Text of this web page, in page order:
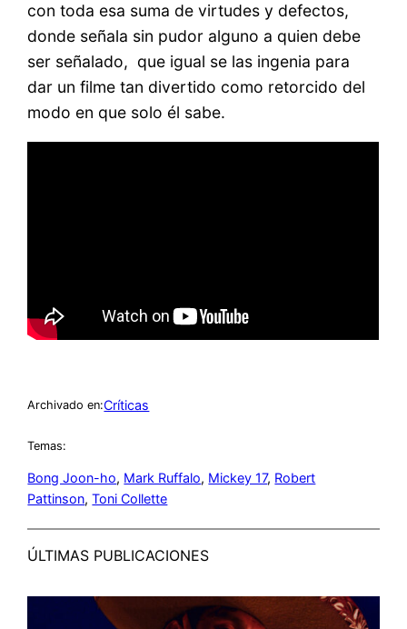
con toda esa suma de virtudes y defectos,
donde señala sin pudor alguno a quien debe
ser señalado, que igual se las ingenia para
dar un filme tan divertido como retorcido del
modo en que solo él sabe.
Archivado en:Críticas
Temas:
Bong Joon-ho, Mark Ruffalo, Mickey 17, Robert
Pattinson, Toni Collette
ÚLTIMAS PUBLICACIONES